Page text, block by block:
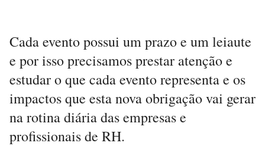
Cada evento possui um prazo e um leiaute
e por isso precisamos prestar atenção e
estudar o que cada evento representa e os
impactos que esta nova obrigação vai gerar
na rotina diária das empresas e
profissionais de RH.